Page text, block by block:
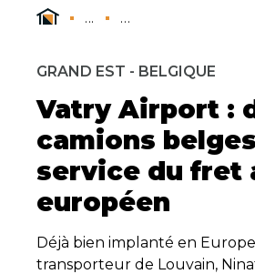
... ...
GRAND EST - BELGIQUE
Vatry Airport :
camions
service du fret
européen
Déjà bien implanté en
transporteur de Louvain,